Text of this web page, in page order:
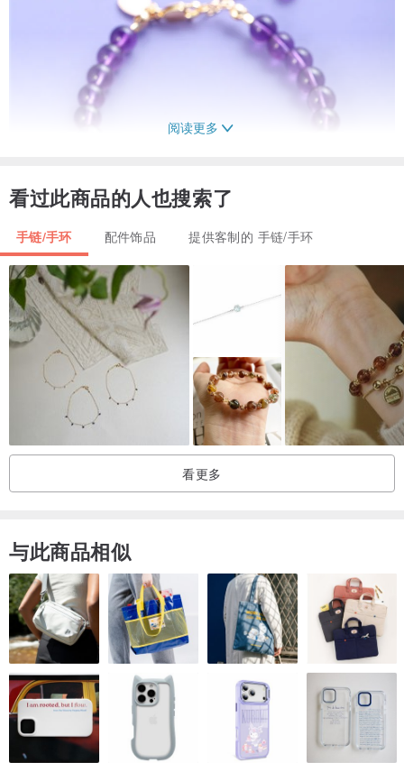
阅读更多
看过此商品的人也搜索了
手链/手环 配件饰品 提供客制的 手链/手环
看更多
与此商品相似